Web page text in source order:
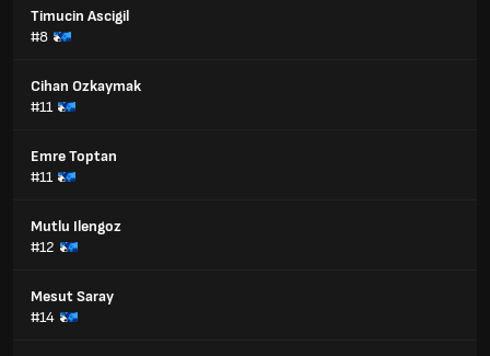
Timucin Ascigil
#8
Cihan Ozkaymak
#11
Emre Toptan
#11
Mutlu Ilengoz
#12
Mesut Saray
#14